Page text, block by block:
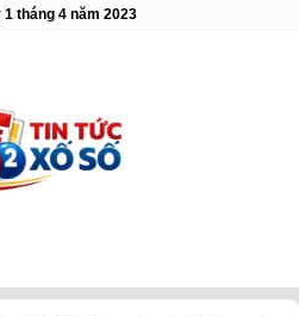
1 tháng 4 năm 2023